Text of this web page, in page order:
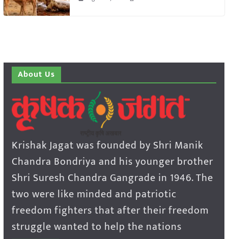
About Us
Krishak Jagat was founded by Shri Manik
Chandra Bondriya and his younger brother
Shri Suresh Chandra Gangrade in 1946. The
two were like minded and patriotic
freedom fighters that after their freedom
struggle wanted to help the nations